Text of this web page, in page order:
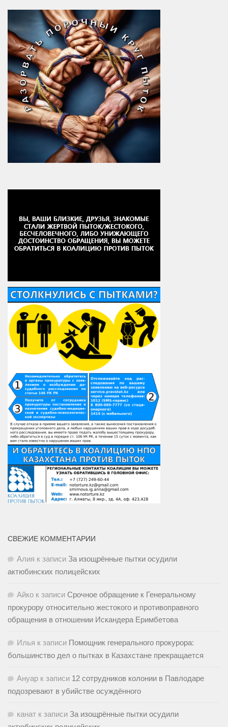
СВЕЖИЕ КОММЕНТАРИИ
Алия к записи За изощрённые пытки осудили
актюбинских полицейских
Айко к записи Срочное обращение к Генеральному
прокурору относительно жестокого и противоправного
обращения в отношении Искандера Еримбетова
Илья к записи Помощник генерального прокурора:
большинство дел о пытках в Казахстане прекращается
Ануар к записи 12 сотрудников колонии в Павлодаре
подозревают в убийстве осуждённого
канат к записи За изощрённые пытки осудили